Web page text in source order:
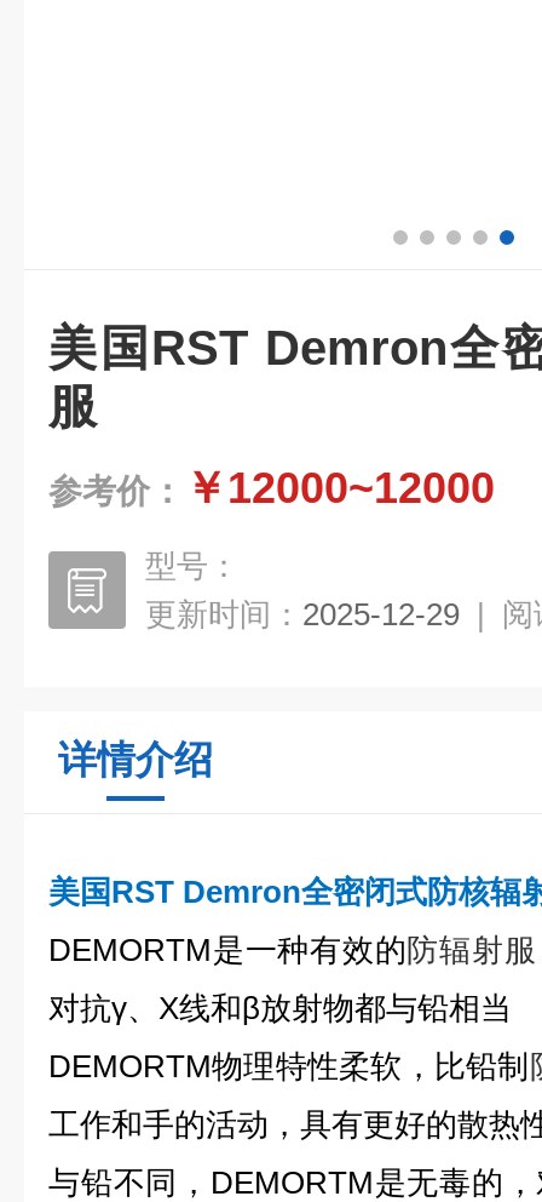
美国RST Demron全
服
参考价： ￥12000~12000
型号：
更新时间： 2025-12-29 | 阅
详情介绍
美国RST Demron全密闭式防核辐
DEMORTM是一种有效的防辐射服
对抗γ、X线和β放射物都与铅相当
DEMORTM物理特性柔软，比铅制
工作和手的活动，具有更好的散热
与铅不同，DEMORTM是无毒的